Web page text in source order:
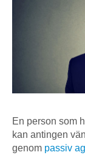
En person som
kan antingen
genom passiv